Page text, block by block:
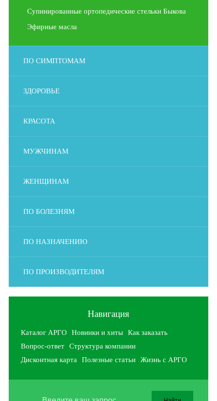
Супинированные ортопедические стельки Быкова
Эфирные масла
ПО СИМПТОМАМ
ЗДОРОВЬЕ
КРАСОТА
МУЖЧИНАМ
ЖЕНЩИНАМ
ПО БОЛЕЗНЯМ
ПО НАЗНАЧЕНИЮ
ПО ПРОИЗВОДИТЕЛЯМ
Навигация
Каталог АРГО Новинки и хиты
Как заказать
Вопрос-ответ
Структура компании
Дисконтная карта
Полезные статьи Жизнь с АРГО